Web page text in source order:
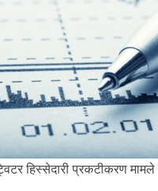
हिस्सेदारी प्रकटीकरण मामले